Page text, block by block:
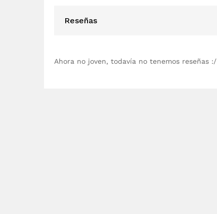
Reseñas
Ahora no joven, todavía no tenemos reseñas :/